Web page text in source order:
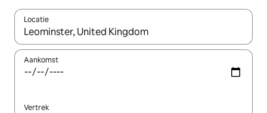
Locatie
Wanneer er resultaten beschikbaar zijn, maak je een keuze
Aankomst
Vertrek